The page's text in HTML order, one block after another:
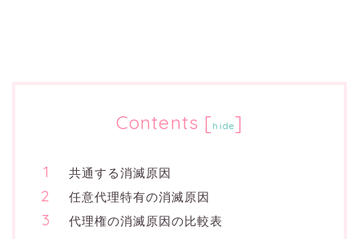
Contents [ hide]
共通する消滅原因
任意代理特有の消滅原因
代理権の消滅原因の比較表